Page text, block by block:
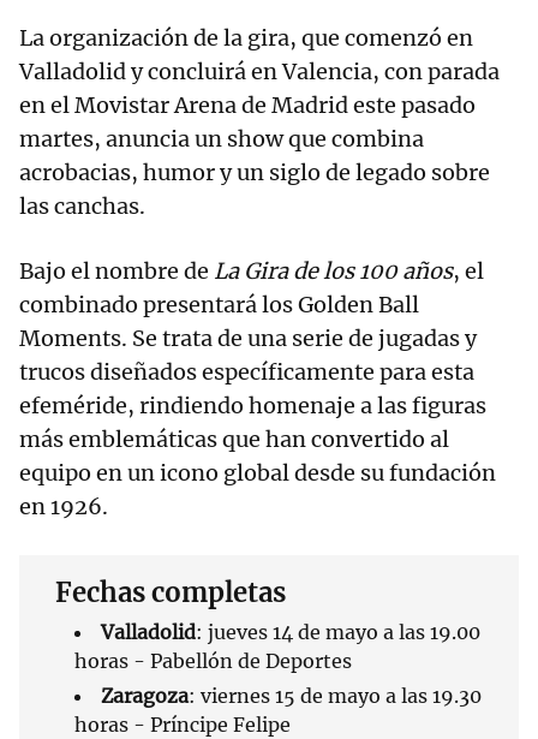
La organización de la gira, que comenzó en
Valladolid y concluirá en Valencia, con parada
en el Movistar Arena de Madrid este pasado
martes, anuncia un show que combina
acrobacias, humor y un siglo de legado sobre
las canchas.
Bajo el nombre de La Gira de los 100 años, el
combinado presentará los Golden Ball
Moments. Se trata de una serie de jugadas y
trucos diseñados específicamente para esta
efeméride, rindiendo homenaje a las figuras
más emblemáticas que han convertido al
equipo en un icono global desde su fundación
en 1926.
Fechas completas
Valladolid: jueves 14 de mayo a las 19.00
horas - Pabellón de Deportes
Zaragoza: viernes 15 de mayo a las 19.30
horas - Príncipe Felipe